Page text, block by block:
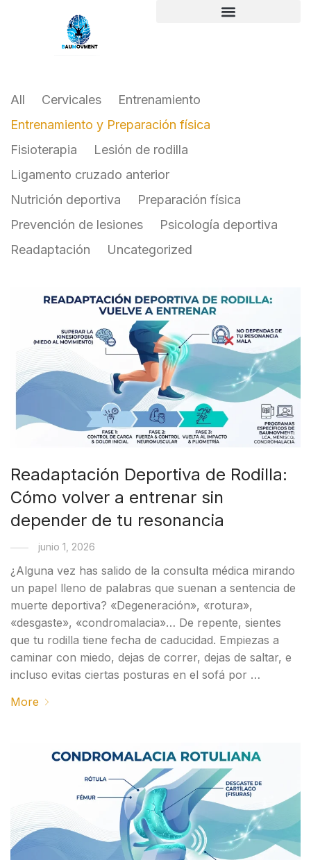
All Cervicales
Entrenamiento
Entrenamiento y Preparación física
Fisioterapia
Lesión de rodilla
Ligamento cruzado anterior
Nutrición deportiva
Preparación física
Prevención de lesiones
Psicología deportiva
Readaptación
Uncategorized
Readaptación Deportiva de Rodilla:
Cómo volver a entrenar sin
depender de tu resonancia
junio 1, 2026
¿Alguna vez has salido de la consulta médica mirando
un papel lleno de palabras que suenan a sentencia de
muerte deportiva? «Degeneración», «rotura»,
«desgaste», «condromalacia»… De repente, sientes
que tu rodilla tiene fecha de caducidad. Empiezas a
caminar con miedo, dejas de correr, dejas de saltar, e
incluso evitas ciertas posturas en el sofá por …
More